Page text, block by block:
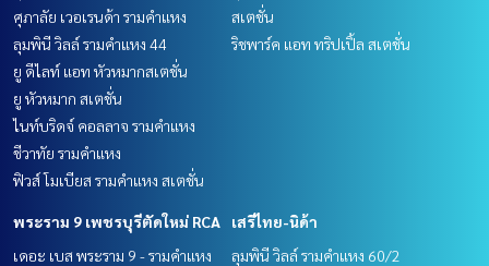
ศุภาลัย เวอเรนด้า รามคำแหง
ลุมพินี วิลล์ รามคำแหง 44
ยู ดีไลท์ แอท หัวหมากสเตชั่น
ยู หัวหมาก สเตชั่น
ไนท์บริดจ์ คอลลาจ รามคำแหง
ชีวาทัย รามคำแหง
ฟิวส์ โมเบียส รามคำแหง สเตชั่น
สเตชั่น
ริชพาร์ค แอท ทริปเปิ้ล สเตชั่น
พระราม 9 เพชรบุรีตัดใหม่ RCA
เดอะ เบส พระราม 9 - รามคำแหง
เสรีไทย-นิด้า
ลุมพินี วิลล์ รามคำแหง 60/2